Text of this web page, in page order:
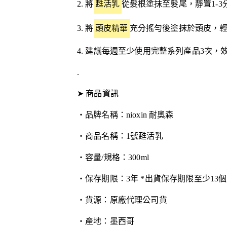
2. 將 甦活乳 從髮根塗抹至髮尾，靜置1-3
3. 將 頭皮精華 充分搖勻後塗抹於頭皮，
4. 建議每週至少使用完整系列產品3次，
.
➤ 商品資訊
・品牌名稱：nioxin 耐奧森
・商品名稱：1號甦活乳
・容量/規格：300ml
・保存期限：3年 *出貨保存期限至少13
・貨源：原廠代理公司貨
・產地：墨西哥